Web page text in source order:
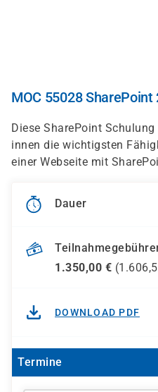
MOC 55028
Diese SharePoint
innen die wichtigsten
einer Webseite mit
Dauer
1.350,00 € (
DOWNLOAD PDF
Termine